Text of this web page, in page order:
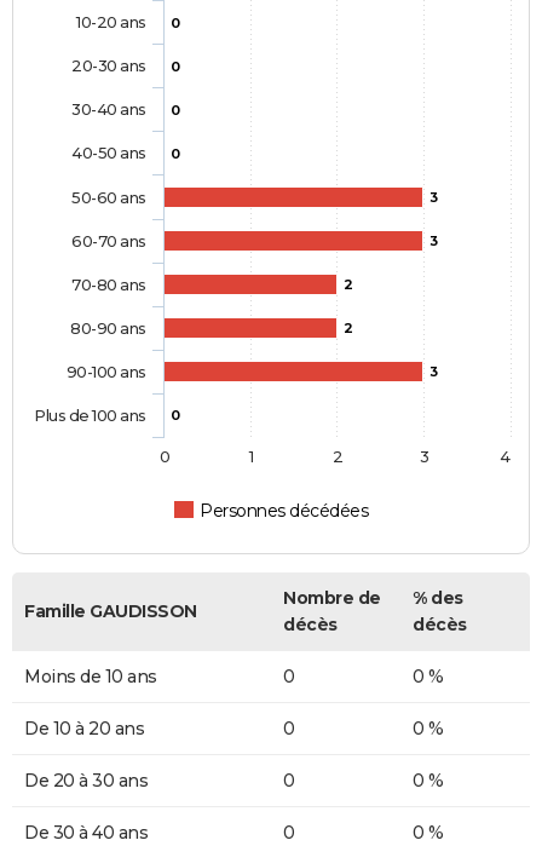
0
0
0
0
3
3
2
2
3
0
Personnes décédées
10-20 ans
20-30 ans
30-40 ans
40-50 ans
50-60 ans
60-70 ans
70-80 ans
80-90 ans
90-100 ans
Plus de 100 ans
0 1 2 3 4
Famille GAUDISSON
Nombre de
décès
% des
décès
Moins de 10 ans 0 0 %
De 10 à 20 ans 0 0 %
De 20 à 30 ans 0 0 %
De 30 à 40 ans 0 0 %